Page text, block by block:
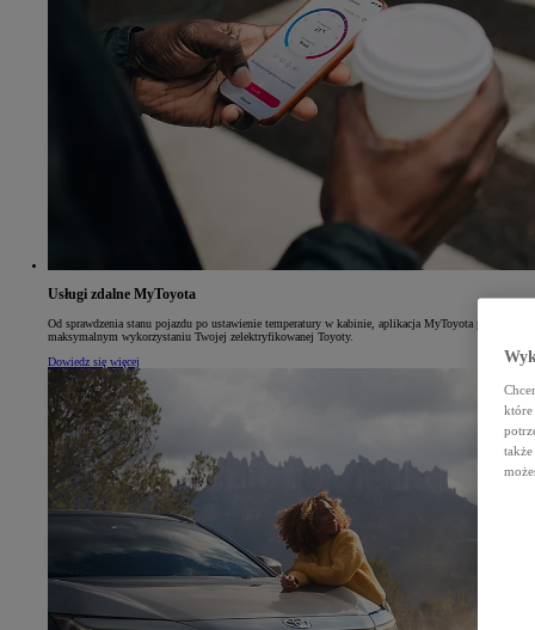
Usługi zdalne MyToyota
Od sprawdzenia stanu pojazdu po ustawienie temperatury w kabinie, aplikacja MyToyota pomaga w
maksymalnym wykorzystaniu Twojej zelektryfikowanej Toyoty.
Dowiedz się więcej
które